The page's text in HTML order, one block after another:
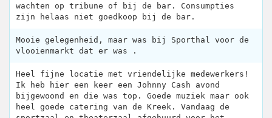
wachten op tribune of bij de bar. Consumpties
zijn helaas niet goedkoop bij de bar.
Mooie gelegenheid, maar was bij Sporthal voor de
vlooienmarkt dat er was .
Heel fijne locatie met vriendelijke medewerkers!
Ik heb hier een keer een Johnny Cash avond
bijgewoond en die was top. Goede muziek maar ook
heel goede catering van de Kreek. Vandaag de